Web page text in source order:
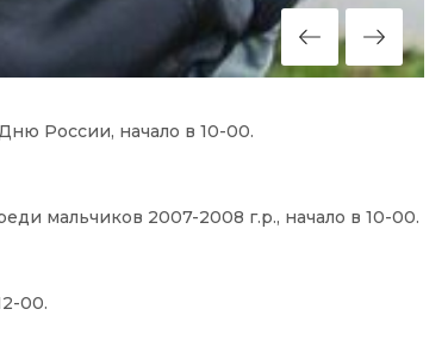
России, начало в 10-00.
мальчиков 2007-2008 г.р., начало в 10-00.
00.